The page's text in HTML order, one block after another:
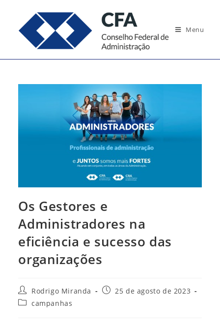
conteúdo
Menu
Os Gestores e
Administradores na
eficiência e sucesso das
organizações
Autor
do
post:
Rodrigo Miranda
Post25 de agosto de 2023
Categoria
campanhas